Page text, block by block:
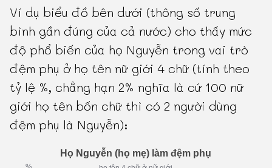
Ví dụ biểu đồ bên dưới (thông số trung
bình gần đúng của cả nước) cho thấy mức
độ phổ biến của họ Nguyễn trong vai trò
đệm phụ ở họ tên nữ giới 4 chữ (tính theo
tỷ lệ %, chẳng hạn 2% nghĩa là cứ 100 nữ
giới họ tên bốn chữ thì có 2 người dùng
đệm phụ là Nguyễn):